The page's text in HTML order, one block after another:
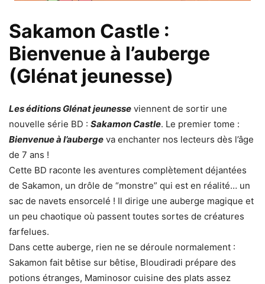
Sakamon Castle :
Bienvenue à l’auberge
(Glénat jeunesse)
Les éditions Glénat jeunesse viennent de sortir une
nouvelle série BD : Sakamon Castle. Le premier tome :
Bienvenue à l’auberge va enchanter nos lecteurs dès l’âge
de 7 ans !
Cette BD raconte les aventures complètement déjantées
de Sakamon, un drôle de “monstre” qui est en réalité… un
sac de navets ensorcelé ! Il dirige une auberge magique et
un peu chaotique où passent toutes sortes de créatures
farfelues.
Dans cette auberge, rien ne se déroule normalement :
Sakamon fait bêtise sur bêtise, Bloudiradi prépare des
potions étranges, Maminosor cuisine des plats assez